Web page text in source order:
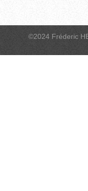
©2024 Fréderic